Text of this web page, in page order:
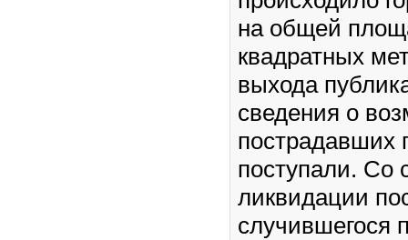
на общей
квадратных
выхода
сведения о
пострадавших
поступали. Со
ликвидации
случившегося